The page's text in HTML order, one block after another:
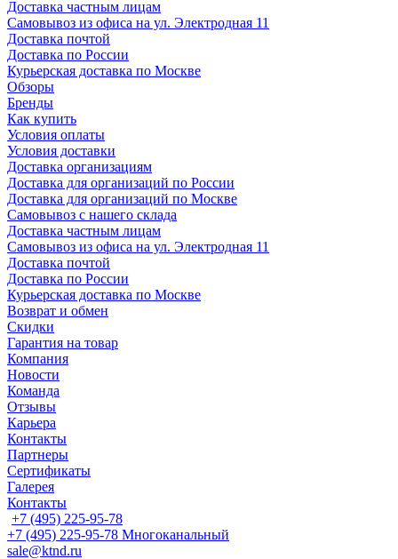
Доставка частным лицам
Самовывоз из офиса на ул. Электродная 11
Доставка почтой
Доставка по России
Курьерская доставка по Москве
Обзоры
Бренды
Как купить
Условия оплаты
Условия доставки
Доставка организациям
Доставка для организаций по России
Доставка для организаций по Москве
Самовывоз с нашего склада
Доставка частным лицам
Самовывоз из офиса на ул. Электродная 11
Доставка почтой
Доставка по России
Курьерская доставка по Москве
Возврат и обмен
Скидки
Гарантия на товар
Компания
Новости
Команда
Отзывы
Карьера
Контакты
Партнеры
Сертификаты
Галерея
Контакты
+7 (495) 225-95-78
+7 (495) 225-95-78 Многоканальный
sale@ktnd.ru